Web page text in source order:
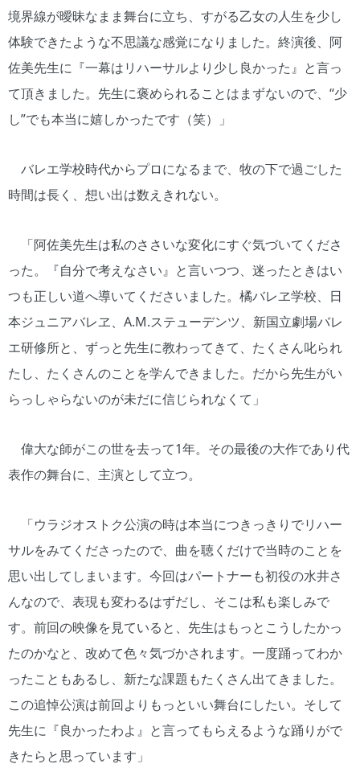
境界線が曖昧なまま舞台に立ち、すがる乙女の人生を少し
体験できたような不思議な感覚になりました。終演後、阿
佐美先生に『一幕はリハーサルより少し良かった』と言っ
て頂きました。先生に褒められることはまずないので、“少
し”でも本当に嬉しかったです（笑）」
バレエ学校時代からプロになるまで、牧の下で過ごした
時間は長く、想い出は数えきれない。
「阿佐美先生は私のささいな変化にすぐ気づいてくださ
った。『自分で考えなさい』と言いつつ、迷ったときはい
つも正しい道へ導いてくださいました。橘バレヱ学校、日
本ジュニアバレヱ、A.M.ステューデンツ、新国立劇場バレ
エ研修所と、ずっと先生に教わってきて、たくさん叱られ
たし、たくさんのことを学んできました。だから先生がい
らっしゃらないのが未だに信じられなくて」
偉大な師がこの世を去って1年。その最後の大作であり代
表作の舞台に、主演として立つ。
「ウラジオストク公演の時は本当につきっきりでリハー
サルをみてくださったので、曲を聴くだけで当時のことを
思い出してしまいます。今回はパートナーも初役の水井さ
んなので、表現も変わるはずだし、そこは私も楽しみで
す。前回の映像を見ていると、先生はもっとこうしたかっ
たのかなと、改めて色々気づかされます。一度踊ってわか
ったこともあるし、新たな課題もたくさん出てきました。
この追悼公演は前回よりもっといい舞台にしたい。そして
先生に『良かったわよ』と言ってもらえるような踊りがで
きたらと思っています」